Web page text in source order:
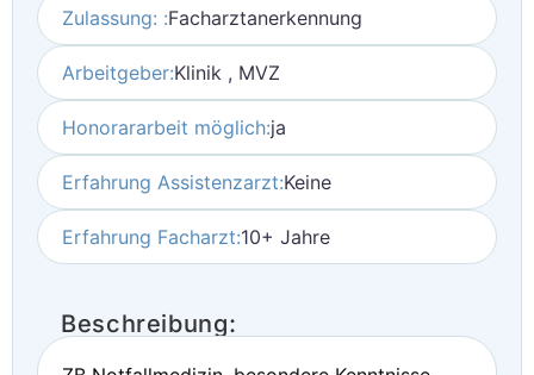
Zulassung: :Facharztanerkennung
Arbeitgeber:Klinik , MVZ
Honorararbeit möglich:ja
Erfahrung Assistenzarzt:Keine
Erfahrung Facharzt:10+ Jahre
Beschreibung: